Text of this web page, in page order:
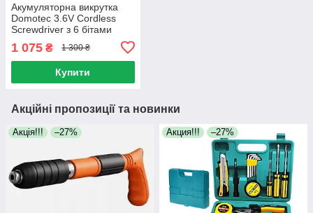
Акумуляторна викрутка
Domotec 3.6V Cordless
Screwdriver з 6 бітами
електровикрутка
1 075 ₴ 1 300 ₴
Купити
Акційні пропозиції та новинки
Акція!!! –27% Акция!!! –27%